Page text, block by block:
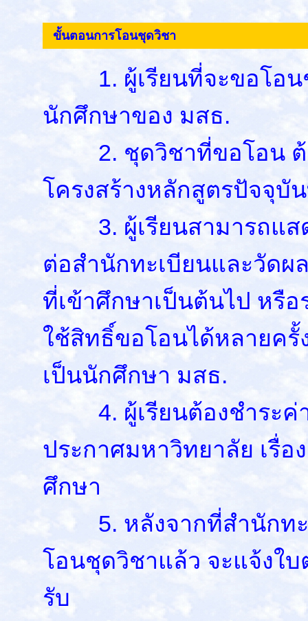
ขั้นตอนการโอนชุดวิชา
1. ผู้เรียนที่จะขอโอน
นักศึกษาของ มสธ.
2. ชุดวิชาที่ขอโอน ต้อ
โครงสร้างหลักสูตรปัจจุบั
3. ผู้เรียนสามารถแสด
ต่อสำนักทะเบียนและวัดผ
ที่เข้าศึกษาเป็นต้นไป หรื
ใช้สิทธิ์ขอโอนได้หลายครั้
เป็นนักศึกษา มสธ.
4. ผู้เรียนต้องชำระค่า
ประกาศมหาวิทยาลัย เรื่อ
ศึกษา
5. หลังจากที่สำนักทะเ
โอนชุดวิชาแล้ว จะแจ้งใ
รับ